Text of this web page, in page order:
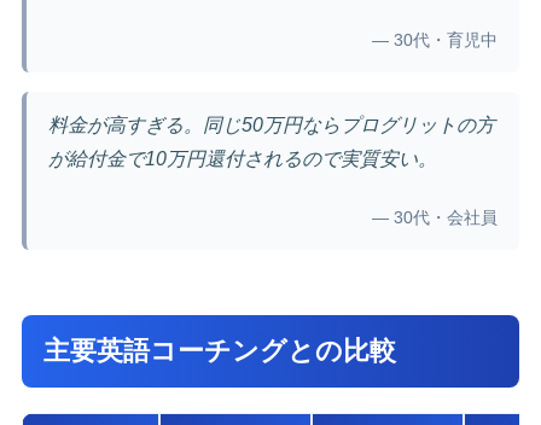
— 30代・育児中
料金が高すぎる。同じ50万円ならプログリットの方
が給付金で10万円還付されるので実質安い。
— 30代・会社員
主要英語コーチングとの比較